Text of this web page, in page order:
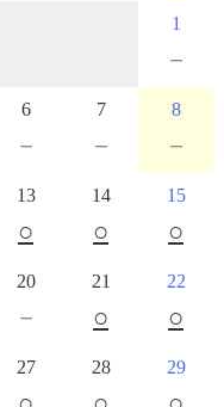
1
－
6
－
7
－
8
－
13
○
14
○
15
○
20
－
21
○
22
○
27 28 29